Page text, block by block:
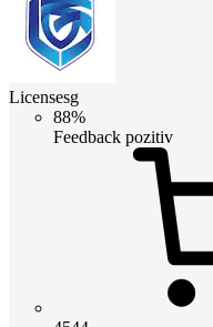
Licensesg
88%
Feedback pozitiv